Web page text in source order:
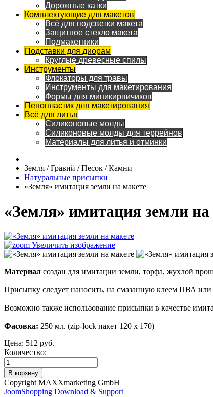
Дорожные катки
Комплектующие для макетов
Всё для подсветки макета
Защитное стекло макета
Подмакетники
Подставки для диорам
Круглые древесные спилы
Инструменты
Флокаторы для травы
Инструменты для макетирования
Формы для миникирпичиков
Пенопластик для макетирования
Всё для литья
Силиконовые молды
Силиконовые молды для террейнов
Материалы для литья и отминки
Земля / Гравий / Песок / Камни
Натуральные присыпки
«Земля» имитация земли на макете
«Земля» имитация земли на
Увеличить изображение
Материал создан для имитации земли, торфа, жухлой
Присыпку следует наносить, на смазанную клеем ПВА
Возможно также использование присыпки в качестве
Фасовка: 250 мл. (zip-lock пакет 120 х 170)
Цена: 512 руб.
Количество:
Copyright MAXXmarketing GmbH
JoomShopping Download & Support